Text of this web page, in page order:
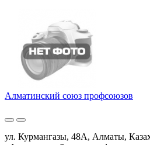
Алматинский союз профсоюзов
ул. Курмангазы, 48А, Алматы,